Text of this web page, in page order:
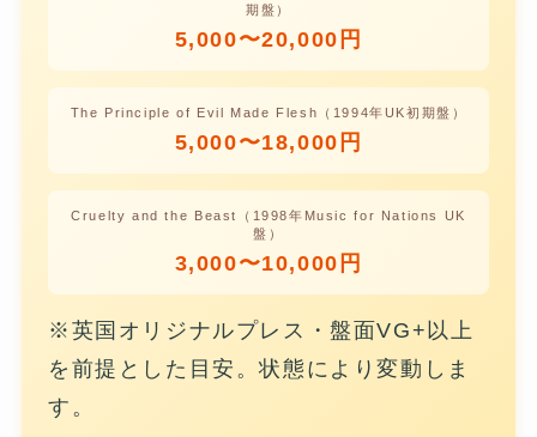
期盤）
5,000〜20,000円
The Principle of Evil Made Flesh（1994年UK初期盤）
5,000〜18,000円
Cruelty and the Beast（1998年Music for Nations UK
盤）
3,000〜10,000円
※英国オリジナルプレス・盤面VG+以上
を前提とした目安。状態により変動しま
す。